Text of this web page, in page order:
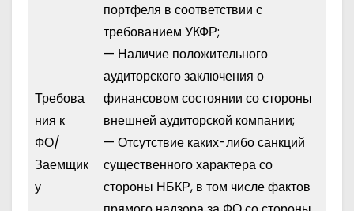
Требова
ния к
ФО/
Заемщик
у
портфеля в соответствии с
требованием УКФР;
— Наличие положительного
аудиторского заключения о
финансовом состоянии со стороны
внешней аудиторской компании;
— Отсутствие каких-либо санкций
существенного характера со
стороны НБКР, в том числе фактов